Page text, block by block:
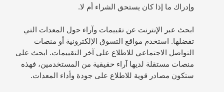
وإدراك ما إذا كان يستحق الشراء أم لا.
ابحث عبر الإنترنت عن تقييمات وآراء حول المعدات التي
تفضلها. استخدم مواقع التسوق الإلكترونية أو منصات
التواصل الاجتماعي للاطلاع على آخر التقييمات. ابحث على
منصات مستقلة لديها آراء حقيقية من المستخدمين، فهذه
ستكون مصادر قوية للاطلاع على جودة وأداء المعدات.